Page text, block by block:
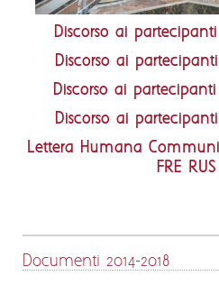
Discorso ai
Discorso ai
Discorso ai
Discorso ai
Lettera Humana
FRE RUS
Documenti 2014-2018